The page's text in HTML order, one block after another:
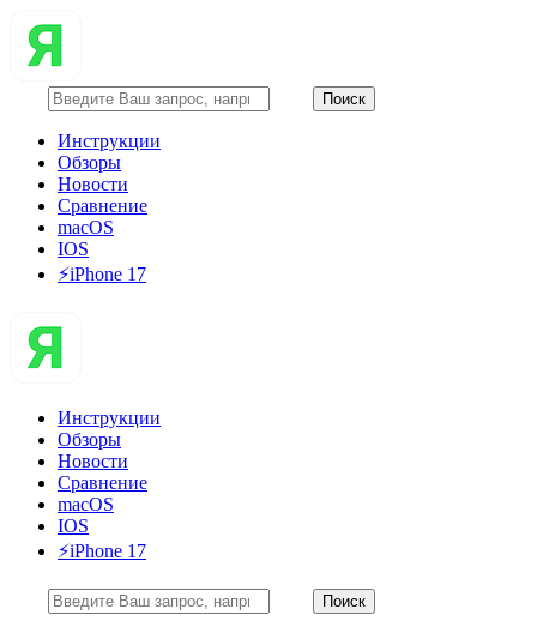
Инструкции
Обзоры
Новости
Сравнение
macOS
IOS
⚡️iPhone 17
Инструкции
Обзоры
Новости
Сравнение
macOS
IOS
⚡️iPhone 17